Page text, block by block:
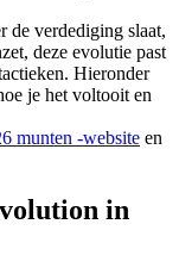
de verdediging slaat,
deze evolutie past
Hieronder
je het voltooit en
munten -website en
in